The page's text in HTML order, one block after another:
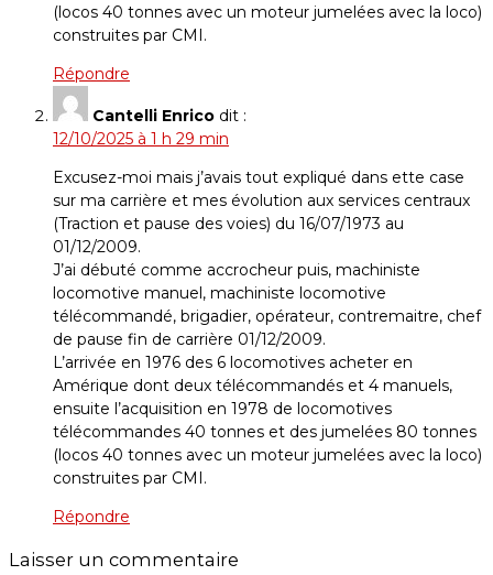
(locos 40 tonnes avec un moteur jumelées avec la loco)
construites par CMI.
Répondre
Cantelli Enrico dit :
12/10/2025 à 1 h 29 min
Excusez-moi mais j’avais tout expliqué dans ette case
sur ma carrière et mes évolution aux services centraux
(Traction et pause des voies) du 16/07/1973 au
01/12/2009.
J’ai débuté comme accrocheur puis, machiniste
locomotive manuel, machiniste locomotive
télécommandé, brigadier, opérateur, contremaitre, chef
de pause fin de carrière 01/12/2009.
L’arrivée en 1976 des 6 locomotives acheter en
Amérique dont deux télécommandés et 4 manuels,
ensuite l’acquisition en 1978 de locomotives
télécommandes 40 tonnes et des jumelées 80 tonnes
(locos 40 tonnes avec un moteur jumelées avec la loco)
construites par CMI.
Répondre
Laisser un commentaire